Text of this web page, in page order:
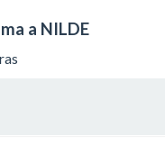
a NILDE